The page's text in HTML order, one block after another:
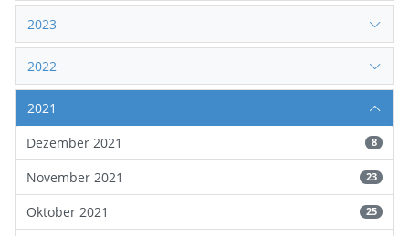
2023
2022
2021
Dezember 2021
8
November 2021 23
Oktober 2021 25